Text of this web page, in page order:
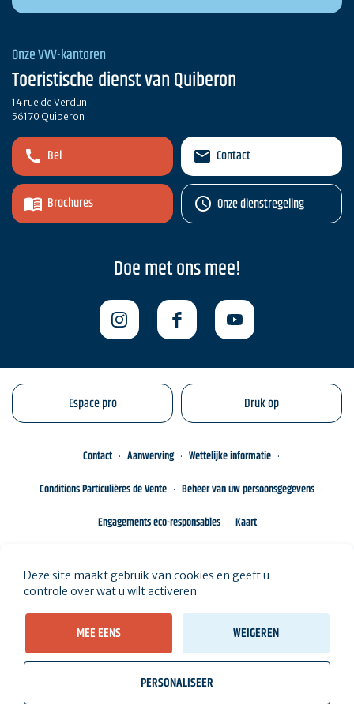
Onze VVV-kantoren
Toeristische dienst van Quiberon
14 rue de Verdun
56170 Quiberon
Bel
Brochures
Contact
Onze dienstregeling
Doe met ons mee!
Espace pro Druk op
Contact Aanwerving
Wettelijke informatie
Conditions Particulières de Vente
Beheer van uw persoonsgegevens
Engagements éco-responsables
Kaart
Deze site maakt gebruik van cookies en geeft u
controle over wat u wilt activeren
MEE EENS WEIGEREN
PERSONALISEER